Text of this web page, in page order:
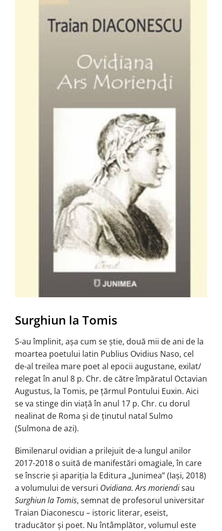
Surghiun la Tomis
S-au împlinit, așa cum se știe, două mii de ani de la
moartea poetului latin Publius Ovidius Naso, cel
de-al treilea mare poet al epocii augustane, exilat/
relegat în anul 8 p. Chr. de către împăratul Octavian
Augustus, la Tomis, pe țărmul Pontului Euxin. Aici
se va stinge din viață în anul 17 p. Chr. cu dorul
nealinat de Roma și de ținutul natal Sulmo
(Sulmona de azi).
Bimilenarul ovidian a prilejuit de-a lungul anilor
2017-2018 o suită de manifestări omagiale, în care
se înscrie și apariția la Editura „Junimea” (Iași, 2018)
a volumului de versuri Ovidiana. Ars moriendisau
Surghiun la Tomis, semnat de profesorul universitar
Traian Diaconescu – istoric literar, eseist,
traducător și poet. Nu întâmplător, volumul este